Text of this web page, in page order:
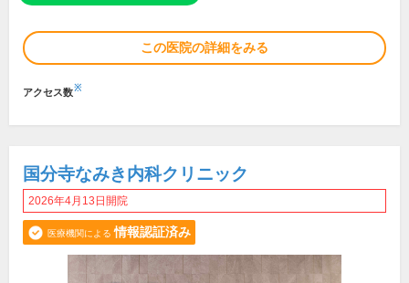
この医院の詳細をみる
アクセス数※
国分寺なみき内科クリニック
2026年4月13日開院
医療機関による 情報認証済み